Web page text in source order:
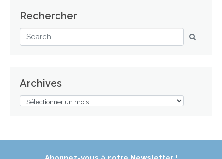
Rechercher
Archives